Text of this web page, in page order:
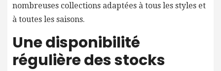
nombreuses collections adaptées à tous les styles et
à toutes les saisons.
Une disponibilité
régulière des stocks